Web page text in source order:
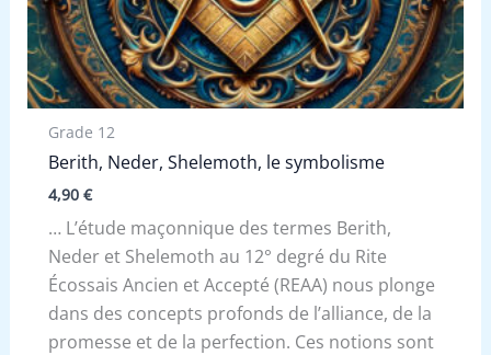
Grade 12
Berith, Neder, Shelemoth, le symbolisme
4,90 €
… L’étude maçonnique des termes Berith,
Neder et Shelemoth au 12° degré du Rite
Écossais Ancien et Accepté (REAA) nous plonge
dans des concepts profonds de l’alliance, de la
promesse et de la perfection. Ces notions sont